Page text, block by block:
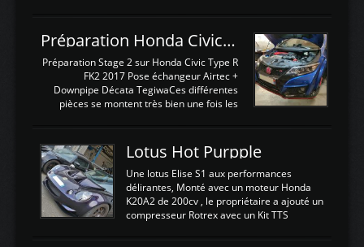
d'envoyer l'information de la large bande
dans le boitier. sydney sweeney deepfake
La sortie 0-5V de l'afr sera connectée sur
l'entrée AN Volt 8 et GndAN pour
Analogique, et Volt car l'information est une
tension (Pas une résistance variable d'un
est temps de brancher le ...
Préparation Honda Civic Type R FK2
Préparation Stage 2 sur Honda Civic Type R
FK2 2017 Pose échangeur Airtec +
Downpipe Décata TegiwaCes différentes
pièces se montent très bien une fois les
légere découpe du plastique inferieur,
negénant en rien la structure ou le
fonctionnement du fond plat. Une
reprogrammation Stage 2 est faite sur le
calculateur d'origine. Une alternative
économique au passage sur Hondata
d'origine 310cv et 400Nn , Une fois
Lotus Hot Purpple
Une lotus Elise S1 aux performances
délirantes, Monté avec un moteur Honda
K20A2 de 200cv , le propriétaire a ajouté un
compresseur Rotrex avec un Kit TTS